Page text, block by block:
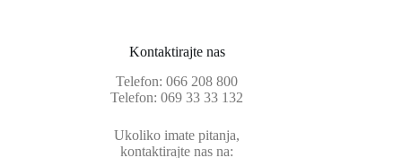
Kontaktirajte nas
Telefon:066 208 800
Telefon:069 33 33 132
Ukoliko imate pitanja,
kontaktirajte nas na: